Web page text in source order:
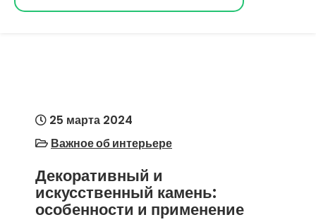
25 марта 2024
Важное об интерьере
Декоративный и
искусственный камень:
особенности и применение